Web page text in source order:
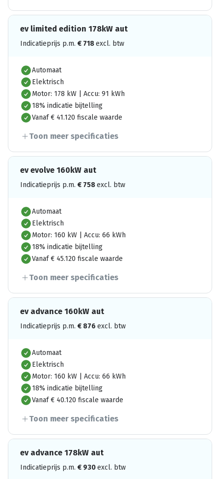
ev limited edition 178kW aut
Indicatieprijs p.m. € 718excl. btw
Automaat
Elektrisch
Motor: 178 kW | Accu: 91 kWh
18% indicatie bijtelling
Vanaf € 41.120 fiscale waarde
Toon meer specificaties
ev evolve 160kW aut
Indicatieprijs p.m. € 758excl. btw
Automaat
Elektrisch
Motor: 160 kW | Accu: 66 kWh
18% indicatie bijtelling
Vanaf € 45.120 fiscale waarde
Toon meer specificaties
ev advance 160kW aut
Indicatieprijs p.m. € 876 excl. btw
Automaat
Elektrisch
Motor: 160 kW | Accu: 66 kWh
18% indicatie bijtelling
Vanaf € 40.120 fiscale waarde
Toon meer specificaties
ev advance 178kW aut
Indicatieprijs p.m. € 930excl. btw